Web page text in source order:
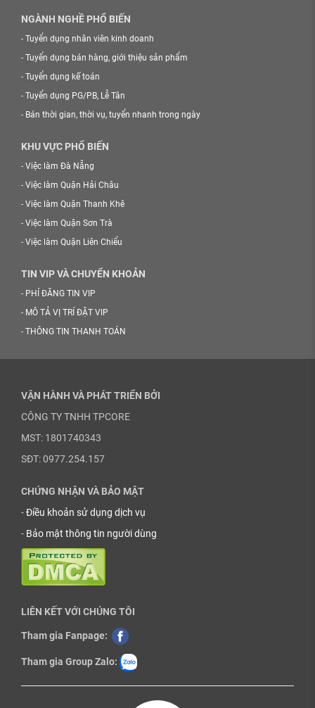
NGÀNH NGHỀ PHỔ BIẾN
- Tuyển dụng nhân viên kinh doanh
- Tuyển dụng bán hàng, giới thiệu sản phẩm
- Tuyển dụng kế toán
- Tuyển dụng PG/PB, Lễ Tân
- Bán thời gian, thời vụ, tuyển nhanh trong ngày
KHU VỰC PHỔ BIẾN
- Việc làm Đà Nẵng
- Việc làm Quận Hải Châu
- Việc làm Quận Thanh Khê
- Việc làm Quận Sơn Trà
- Việc làm Quận Liên Chiểu
TIN VIP VÀ CHUYỂN KHOẢN
- PHÍ ĐĂNG TIN VIP
- MÔ TẢ VỊ TRÍ ĐẶT VIP
- THÔNG TIN THANH TOÁN
VẬN HÀNH VÀ PHÁT TRIỂN BỞI
CÔNG TY TNHH TPCORE
MST: 1801740343
SĐT: 0977.254.157
CHỨNG NHẬN VÀ BẢO MẬT
-Điều khoản sử dụng dịch vụ
- Bảo mật thông tin người dùng
LIÊN KẾT VỚI CHÚNG TÔI
Tham gia Fanpage:
Tham gia Group Zalo: